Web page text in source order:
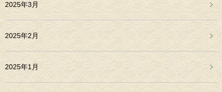
2025年3月
2025年2月
2025年1月